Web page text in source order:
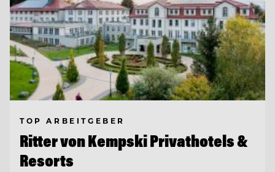
TOP ARBEITGEBER
Ritter von Kempski Privathotels &
Resorts